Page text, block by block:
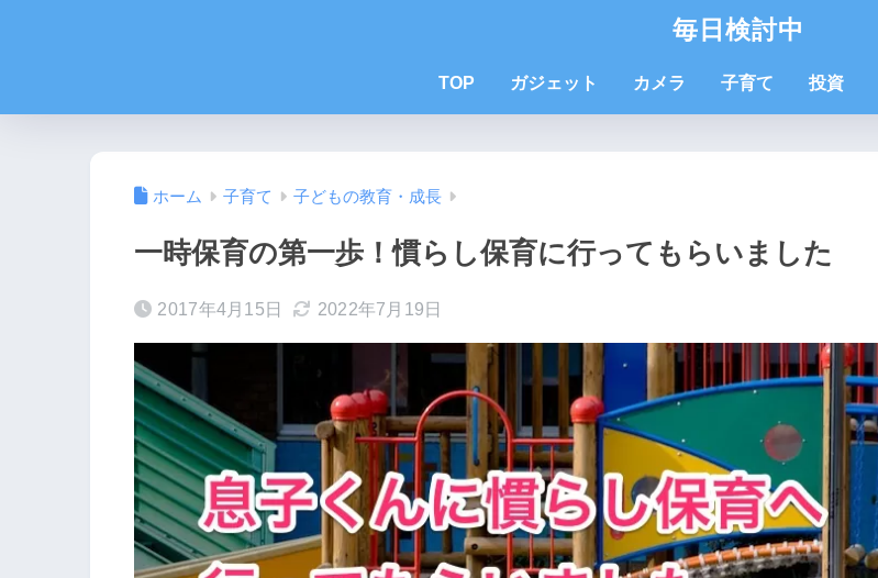
毎日検討中
TOP ガジェット カメラ 子育て 投資
ホーム 子育て 子どもの教育・成長
一時保育の第一歩！慣らし保育に行ってもらいました
2017年4月15日 2022年7月19日